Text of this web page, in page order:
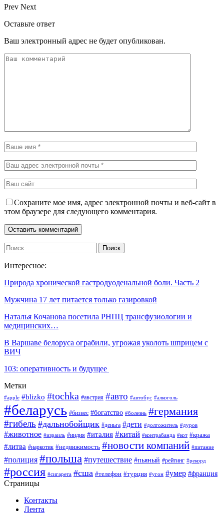
Prev Next
Оставьте ответ
Ваш электронный адрес не будет опубликован.
Сохраните мое имя, адрес электронной почты и веб-сайт в
этом браузере для следующего комментария.
Интересное:
Природа хронической гастродуоденальной боли. Часть 2
Мужчина 17 лет питается только газировкой
Наталья Кочанова посетила РНПЦ трансфузиологии и
медицинских…
В Варшаве белоруса ограбили, угрожая уколоть шприцем с
ВИЧ
103: оперативность и будущее
Метки
#apple #blizko #tochka #австрия #авто #автобус #алкоголь
#беларусь #бизнес #богатство #болезнь #германия
#гибель #дальнобойщик #деньга #дети #долгожитель #дуров
#животное #израиль #индия #италия #китай #контрабанда #кот #кража
#литва #наркотик #недвижимость #новости компаний #питание
#полиция #польша #путешествие #пьяный #рейтинг #рекорд
#россия #сигарета #сша #телефон #турция #угон #умер #франция
Страницы
Контакты
Лента